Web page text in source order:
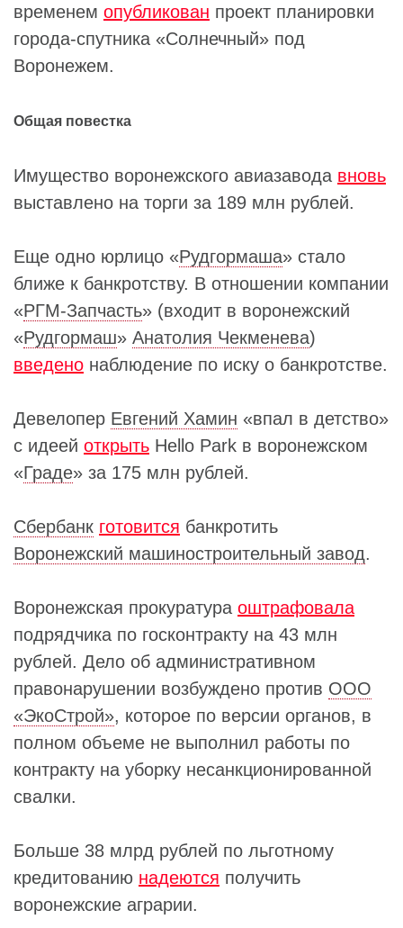
временем опубликован проект планировки
города-спутника «Солнечный» под
Воронежем.
Общая повестка
Имущество воронежского авиазавода вновь
выставлено на торги за 189 млн рублей.
Еще одно юрлицо «Рудгормаша» стало
ближе к банкротству. В отношении компании
«РГМ-Запчасть» (входит в воронежский
«Рудгормаш» Анатолия Чекменева)
введено наблюдение по иску о банкротстве.
Девелопер Евгений Хамин «впал в детство»
с идеей открыть Hello Park в воронежском
«Граде» за 175 млн рублей.
Сбербанк готовится банкротить
Воронежский машиностроительный завод.
Воронежская прокуратура оштрафовала
подрядчика по госконтракту на 43 млн
рублей. Дело об административном
правонарушении возбуждено против ООО
«ЭкоСтрой», которое по версии органов, в
полном объеме не выполнил работы по
контракту на уборку несанкционированной
свалки.
Больше 38 млрд рублей по льготному
кредитованию надеются получить
воронежские аграрии.